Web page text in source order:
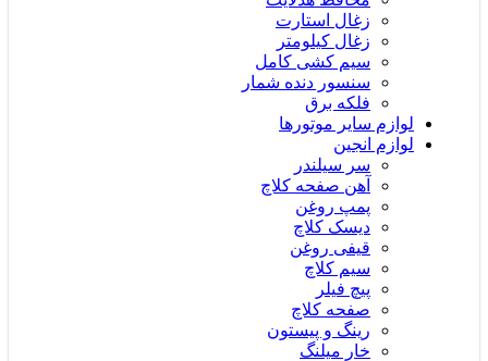
زغال استارت
زغال کیلومتر
سیم کشی کامل
سنسور دنده شمار
فلکه برق
لوازم سایر موتورها
لوازم انجین
سر سیلندر
آهن صفحه کلاچ
پمپ روغن
دیسک کلاچ
قیفی روغن
سیم کلاچ
پیچ فیلر
صفحه کلاچ
رینگ و پیستون
خار میلنگ